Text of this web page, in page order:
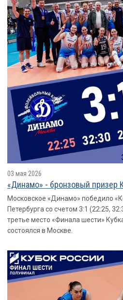
03 мая 2026
«Динамо» - бронзовый призер
Московское «Динамо» победило
Петербурга со счетом 3:1 (22:25,
третье место «Финала шести»
состоялся в Москве.